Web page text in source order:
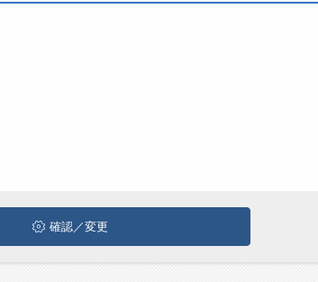
ださいね。
確認／変更